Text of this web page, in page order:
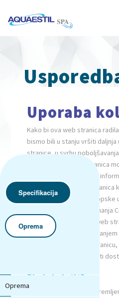
masažni bazen za
Specifikacija
Oprema
Oprema
Uporaba
Kako bi ova web stranica
bismo bili u stanju vršiti daljnja
stranice, u svrhu
pregledavanja, ova stranica
spremiti malenu količinu
Preko 90 % svih web
prema regulacijama Europske
obvezni smo prije spremanja
pristanak. Korištenjem web
uporabu Cookie-a.
možete pregledavati
mogućnosti Vam neće biti
Što je kolačić?
Kolačić je informacija